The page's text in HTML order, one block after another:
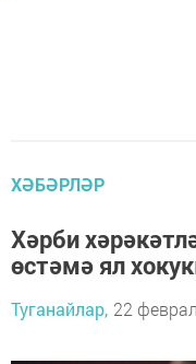
ХӘБӘРЛӘР
Хәрби
өстәмә ял
Туганайлар, 22